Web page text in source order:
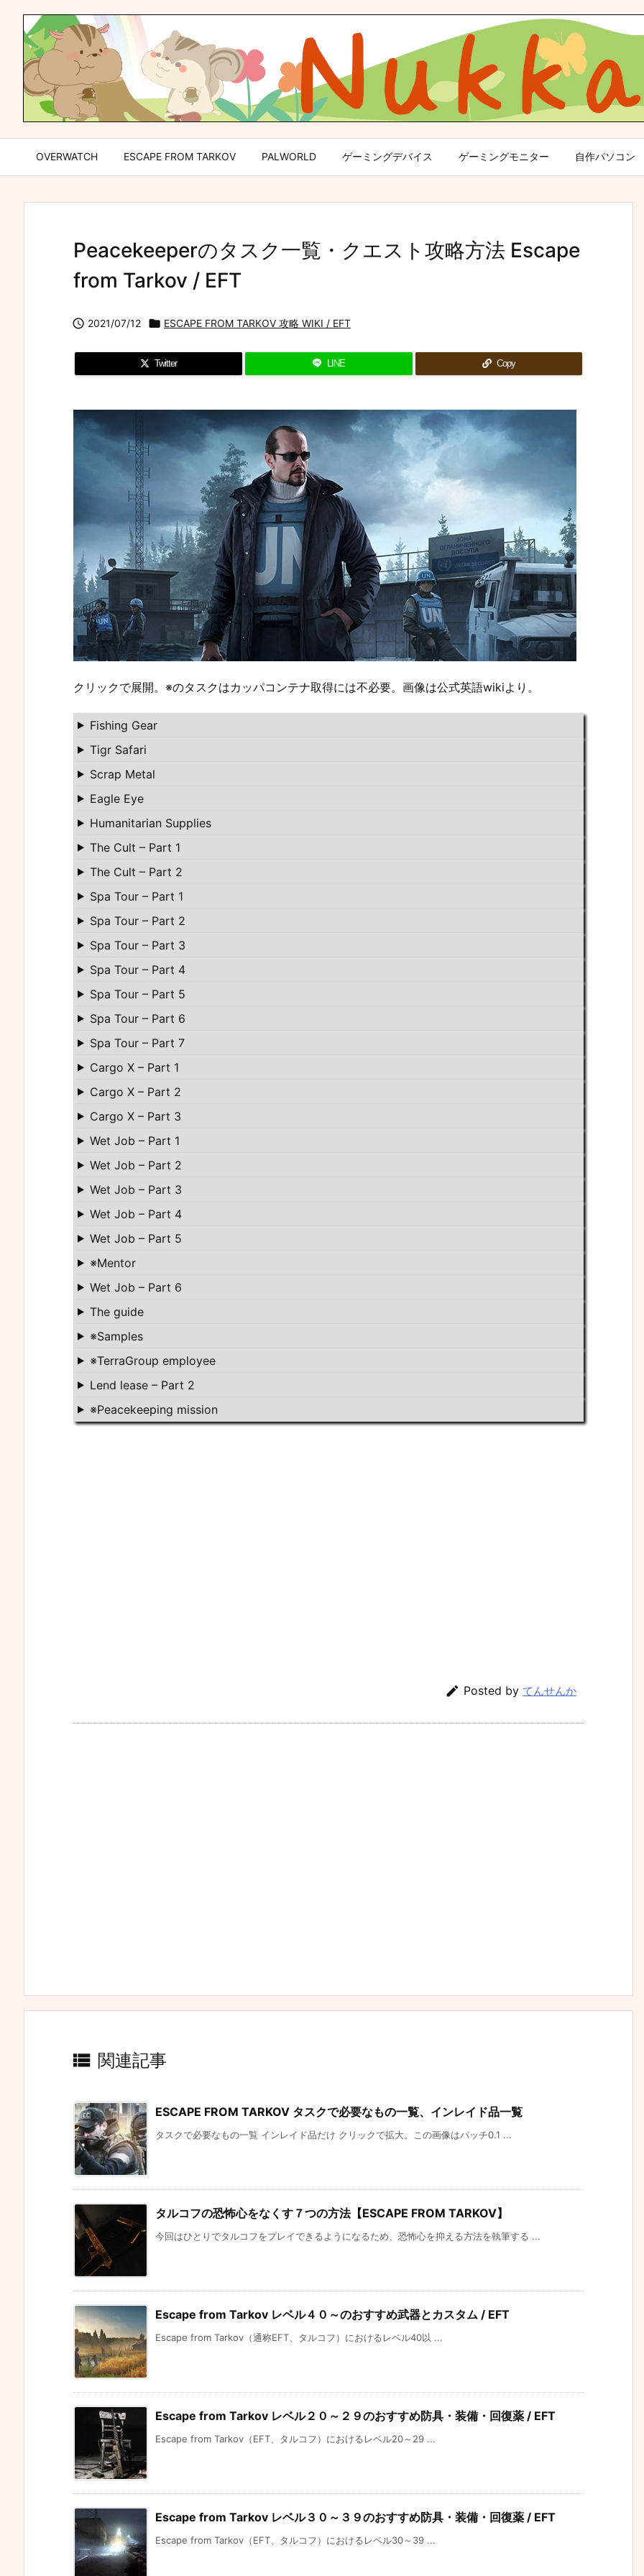
OVERWATCH ESCAPE FROM TARKOV PALWORLD ゲーミングデバイス ゲーミングモニター 自作パソコン
Peacekeeperのタスク一覧・クエスト攻略方法 Escape
from Tarkov / EFT
 2021/07/12  ESCAPE FROM TARKOV 攻略 WIKI / EFT
Twitter LINE Copy
クリックで展開。※のタスクはカッパコンテナ取得には不必要。画像は公式英語wikiより。
Fishing Gear
Tigr Safari
Scrap Metal
Eagle Eye
Humanitarian Supplies
The Cult – Part 1
The Cult – Part 2
Spa Tour – Part 1
Spa Tour – Part 2
Spa Tour – Part 3
Spa Tour – Part 4
Spa Tour – Part 5
Spa Tour – Part 6
Spa Tour – Part 7
Cargo X – Part 1
Cargo X – Part 2
Cargo X – Part 3
Wet Job – Part 1
Wet Job – Part 2
Wet Job – Part 3
Wet Job – Part 4
Wet Job – Part 5
※Mentor
Wet Job – Part 6
The guide
※Samples
※TerraGroup employee
Lend lease – Part 2
※Peacekeeping mission
 Posted by てんせんか
 関連記事
ESCAPE FROM TARKOV タスクで必要なもの一覧、インレイド品一覧
タスクで必要なもの一覧 インレイド品だけ クリックで拡大。この画像はパッチ0.1 ...
タルコフの恐怖心をなくす７つの方法【ESCAPE FROM TARKOV】
今回はひとりでタルコフをプレイできるようになるため、恐怖心を抑える方法を執筆する ...
Escape from Tarkov レベル４０～のおすすめ武器とカスタム / EFT
Escape from Tarkov（通称EFT、タルコフ）におけるレベル40以 ...
Escape from Tarkov レベル２０～２９のおすすめ防具・装備・回復薬 / EFT
Escape from Tarkov（EFT、タルコフ）におけるレベル20～29 ...
Escape from Tarkov レベル３０～３９のおすすめ防具・装備・回復薬 / EFT
Escape from Tarkov（EFT、タルコフ）におけるレベル30～39 ...